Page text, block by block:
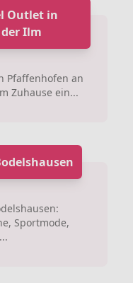
Outlet in
Ilm
Pfaffenhofen an
Zuhause ein...
Sportmode,